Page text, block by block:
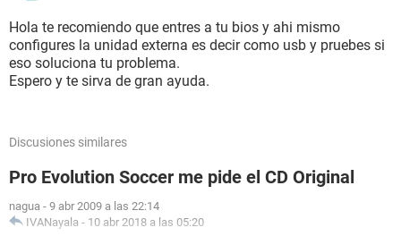
Hola te recomiendo que entres a tu bios y ahi mismo
configures la unidad externa es decir como usb y pruebes si
eso soluciona tu problema.
Espero y te sirva de gran ayuda.
Discusiones similares
Pro Evolution Soccer me pide el CD Original
nagua - 9 abr 2009 a las 22:14
IVANayala - 10 abr 2018 a las 05:20